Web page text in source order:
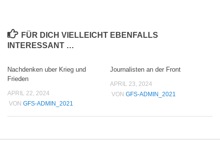
FÜR DICH VIELLEICHT EBENFALLS
INTERESSANT …
Nachdenken uber Krieg und
Frieden
APRIL 22, 2024
VON GFS-ADMIN_2021
Journalisten an der Front
APRIL 23, 2024
VON GFS-ADMIN_2021